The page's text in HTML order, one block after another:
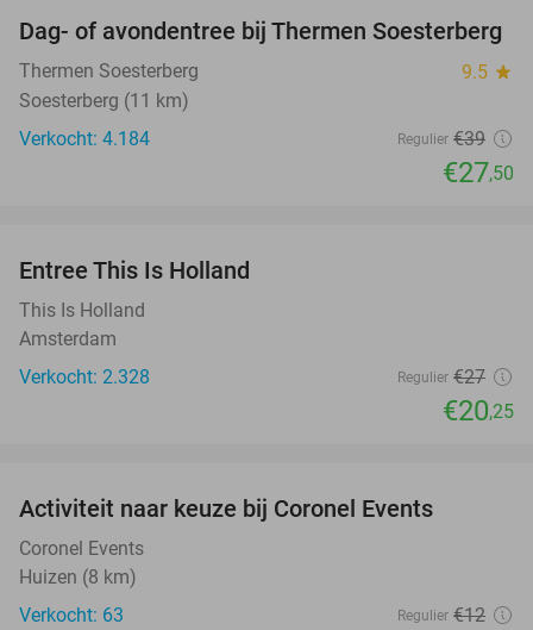
29%
Dag- of avondentree bij Thermen Soesterberg
Thermen Soesterberg 9.5 star
Soesterberg (11 km)
Verkocht: 4.184
Regulier €39
€27,50
Entree This Is Holland
This Is Holland
Amsterdam
Verkocht: 2.328
Regulier €27
€20,25
Activiteit naar keuze bij Coronel Events
Coronel Events
Huizen (8 km)
Verkocht: 63
Regulier €12